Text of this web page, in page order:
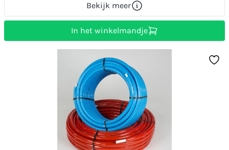
Bekijk meer
In het winkelmandje